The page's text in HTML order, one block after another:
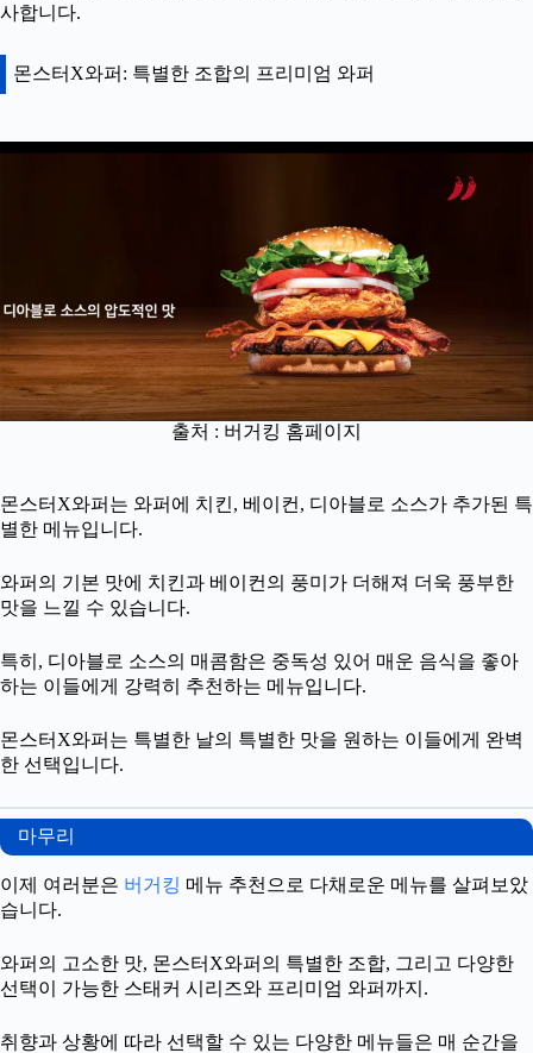
사합니다.
몬스터X와퍼: 특별한 조합의 프리미엄 와퍼
출처 : 버거킹 홈페이지
몬스터X와퍼는 와퍼에 치킨, 베이컨, 디아블로 소스가 추가된 특
별한 메뉴입니다.
와퍼의 기본 맛에 치킨과 베이컨의 풍미가 더해져 더욱 풍부한
맛을 느낄 수 있습니다.
특히, 디아블로 소스의 매콤함은 중독성 있어 매운 음식을 좋아
하는 이들에게 강력히 추천하는 메뉴입니다.
몬스터X와퍼는 특별한 날의 특별한 맛을 원하는 이들에게 완벽
한 선택입니다.
마무리
이제 여러분은 버거킹 메뉴 추천으로 다채로운 메뉴를 살펴보았
습니다.
와퍼의 고소한 맛, 몬스터X와퍼의 특별한 조합, 그리고 다양한
선택이 가능한 스태커 시리즈와 프리미엄 와퍼까지.
취향과 상황에 따라 선택할 수 있는 다양한 메뉴들은 매 순간을